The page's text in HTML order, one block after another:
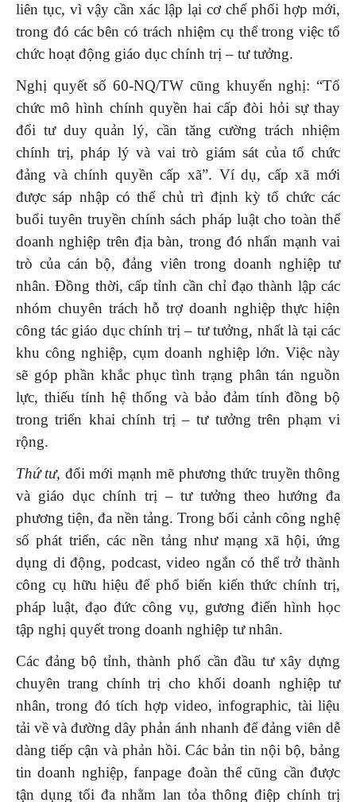
liên tục, vì vậy cần xác lập lại cơ chế phối hợp mới,
trong đó các bên có trách nhiệm cụ thể trong việc tổ
chức hoạt động giáo dục chính trị – tư tưởng.
Nghị quyết số 60-NQ/TW cũng khuyến nghị: “Tổ
chức mô hình chính quyền hai cấp đòi hỏi sự thay
đổi tư duy quản lý, cần tăng cường trách nhiệm
chính trị, pháp lý và vai trò giám sát của tổ chức
đảng và chính quyền cấp xã”. Ví dụ, cấp xã mới
được sáp nhập có thể chủ trì định kỳ tổ chức các
buổi tuyên truyền chính sách pháp luật cho toàn thể
doanh nghiệp trên địa bàn, trong đó nhấn mạnh vai
trò của cán bộ, đảng viên trong doanh nghiệp tư
nhân. Đồng thời, cấp tỉnh cần chỉ đạo thành lập các
nhóm chuyên trách hỗ trợ doanh nghiệp thực hiện
công tác giáo dục chính trị – tư tưởng, nhất là tại các
khu công nghiệp, cụm doanh nghiệp lớn. Việc này
sẽ góp phần khắc phục tình trạng phân tán nguồn
lực, thiếu tính hệ thống và bảo đảm tính đồng bộ
trong triển khai chính trị – tư tưởng trên phạm vi
rộng.
Thứ tư, đổi mới mạnh mẽ phương thức truyền thông
và giáo dục chính trị – tư tưởng theo hướng đa
phương tiện, đa nền tảng. Trong bối cảnh công nghệ
số phát triển, các nền tảng như mạng xã hội, ứng
dụng di động, podcast, video ngắn có thể trở thành
công cụ hữu hiệu để phổ biến kiến thức chính trị,
pháp luật, đạo đức công vụ, gương điển hình học
tập nghị quyết trong doanh nghiệp tư nhân.
Các đảng bộ tỉnh, thành phố cần đầu tư xây dựng
chuyên trang chính trị cho khối doanh nghiệp tư
nhân, trong đó tích hợp video, infographic, tài liệu
tải về và đường dây phản ánh nhanh để đảng viên dễ
dàng tiếp cận và phản hồi. Các bản tin nội bộ, bảng
tin doanh nghiệp, fanpage đoàn thể cũng cần được
tận dụng tối đa nhằm lan tỏa thông điệp chính trị